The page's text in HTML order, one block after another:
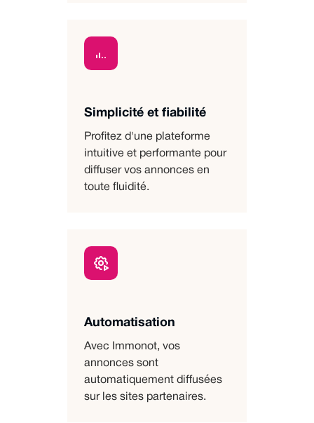
Simplicité et fiabilité
Profitez d'une plateforme
intuitive et performante pour
diffuser vos annonces en
toute fluidité.
Automatisation
Avec Immonot, vos
annonces sont
automatiquement diffusées
sur les sites partenaires.